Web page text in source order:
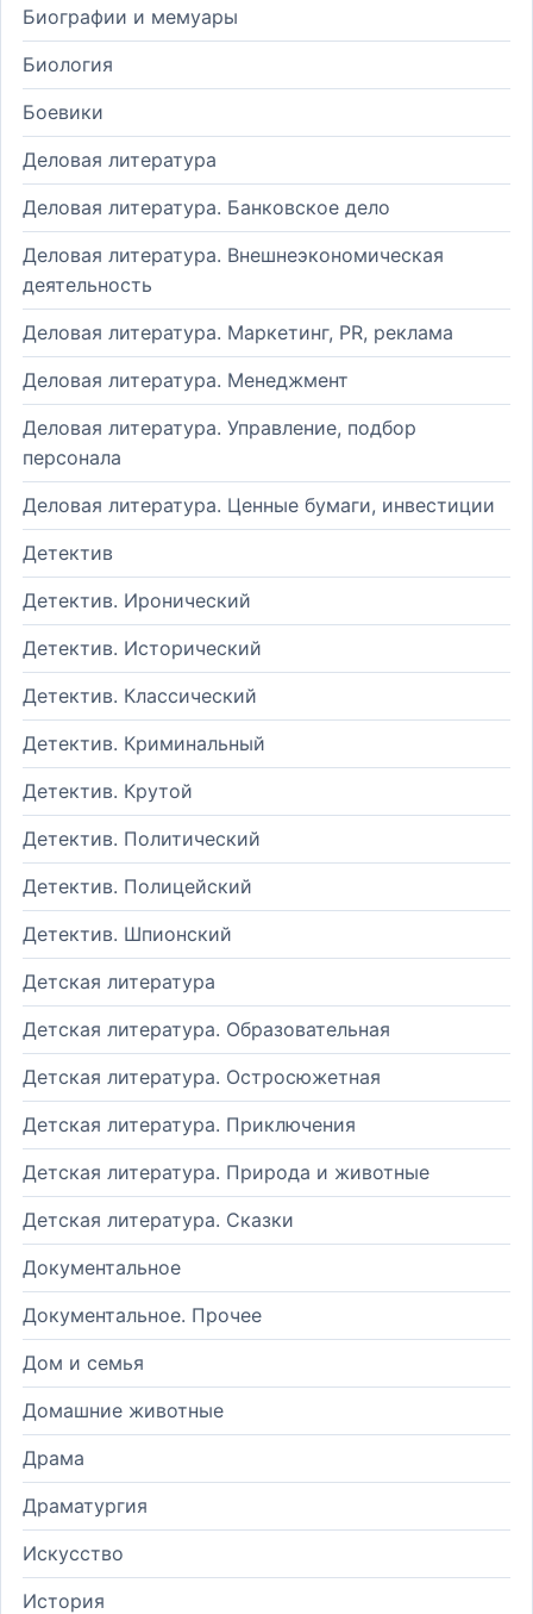
Биографии и мемуары
Биология
Боевики
Деловая литература
Деловая литература. Банковское дело
Деловая литература. Внешнеэкономическая
деятельность
Деловая литература. Маркетинг, PR, реклама
Деловая литература. Менеджмент
Деловая литература. Управление, подбор
персонала
Деловая литература. Ценные бумаги, инвестиции
Детектив
Детектив. Иронический
Детектив. Исторический
Детектив. Классический
Детектив. Криминальный
Детектив. Крутой
Детектив. Политический
Детектив. Полицейский
Детектив. Шпионский
Детская литература
Детская литература. Образовательная
Детская литература. Остросюжетная
Детская литература. Приключения
Детская литература. Природа и животные
Детская литература. Сказки
Документальное
Документальное. Прочее
Дом и семья
Домашние животные
Драма
Драматургия
Искусство
История